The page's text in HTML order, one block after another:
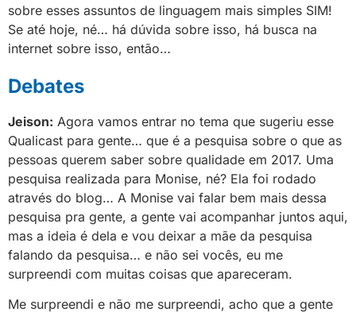
sobre esses assuntos de linguagem mais simples SIM!
Se até hoje, né… há dúvida sobre isso, há busca na
internet sobre isso, então…
Debates
Jeison: Agora vamos entrar no tema que sugeriu esse
Qualicast para gente… que é a pesquisa sobre o que as
pessoas querem saber sobre qualidade em 2017. Uma
pesquisa realizada para Monise, né? Ela foi rodado
através do blog… A Monise vai falar bem mais dessa
pesquisa pra gente, a gente vai acompanhar juntos aqui,
mas a ideia é dela e vou deixar a mãe da pesquisa
falando da pesquisa… e não sei vocês, eu me
surpreendi com muitas coisas que apareceram.
Me surpreendi e não me surpreendi, acho que a gente